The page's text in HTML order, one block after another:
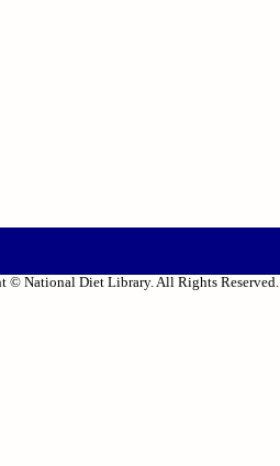
© National Diet Library. All Rights Reserved.